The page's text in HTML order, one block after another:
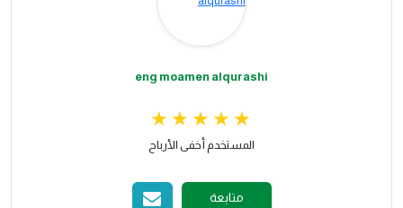
eng moamen alqurashi
المستخدم أخفى الأرباح
متابعة